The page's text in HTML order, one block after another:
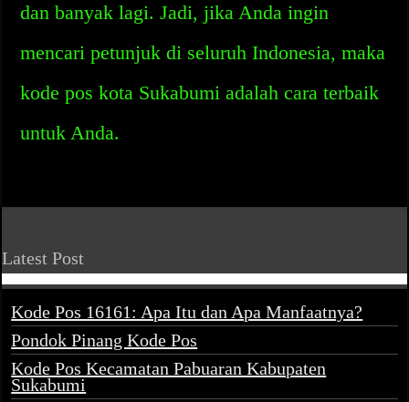
dan banyak lagi. Jadi, jika Anda ingin
mencari petunjuk di seluruh Indonesia, maka
kode pos kota Sukabumi adalah cara terbaik
untuk Anda.
Latest Post
Kode Pos 16161: Apa Itu dan Apa Manfaatnya?
Pondok Pinang Kode Pos
Kode Pos Kecamatan Pabuaran Kabupaten
Sukabumi